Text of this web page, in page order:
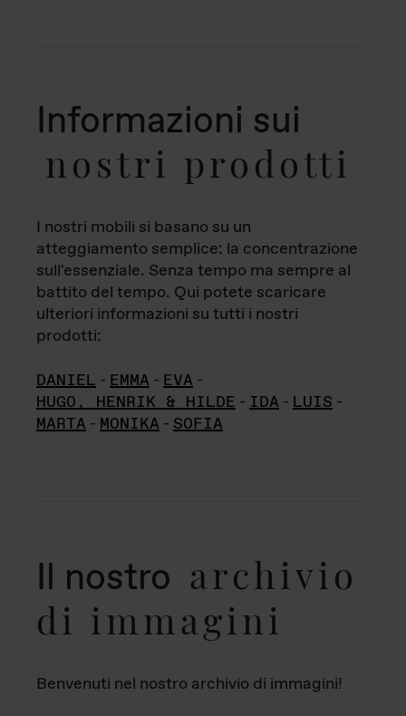
Informazioni sui
nostri prodotti
I nostri mobili si basano su un
atteggiamento semplice: la concentrazione
sull'essenziale. Senza tempo ma sempre al
battito del tempo. Qui potete scaricare
ulteriori informazioni su tutti i nostri
prodotti:
DANIEL - EMMA - EVA -
HUGO, HENRIK & HILDE - IDA - LUIS -
MARTA - MONIKA - SOFIA
Il nostro archivio
di immagini
Benvenuti nel nostro archivio di immagini!